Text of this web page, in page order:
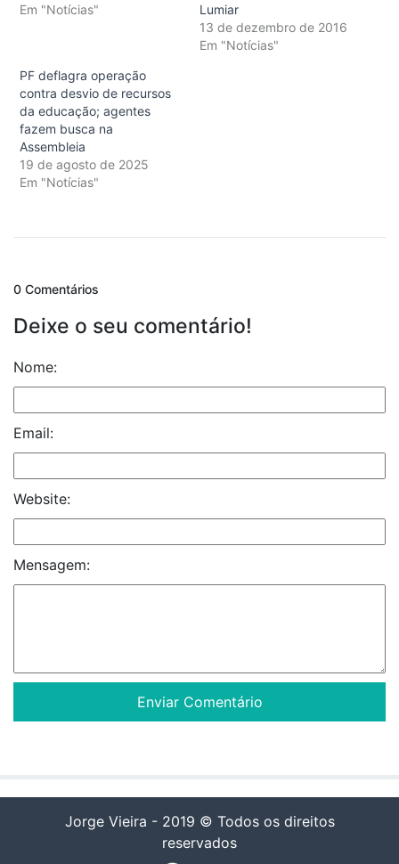
Em "Notícias"
Lumiar
13 de dezembro de 2016
Em "Notícias"
PF deflagra operação
contra desvio de recursos
da educação; agentes
fazem busca na
Assembleia
19 de agosto de 2025
Em "Notícias"
0 Comentários
Deixe o seu comentário!
Nome:
Email:
Website:
Mensagem:
Jorge Vieira - 2019 © Todos os direitos
reservados